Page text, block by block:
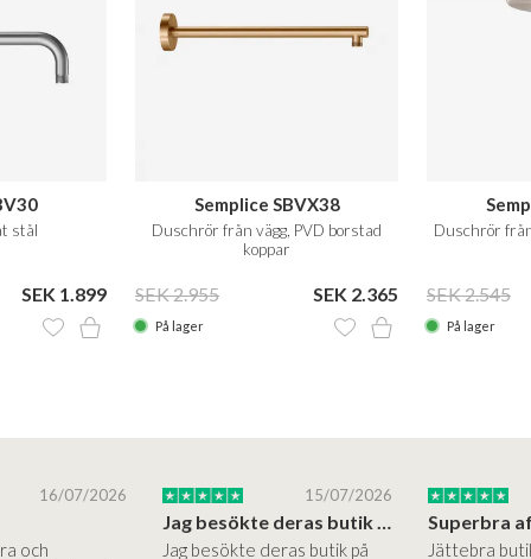
stål
SEK 1.899
Semplice SBVX38
Duschrör från vägg, PVD borstad
koppar
SEK 2.955 SEK 2.365
På lager
Duschrör
SEK 2.545
På lager
16/07/2026
och
15/07/2026
Jag besökte deras butik på Østerbro.
Jag besökte deras butik på
Jättebra